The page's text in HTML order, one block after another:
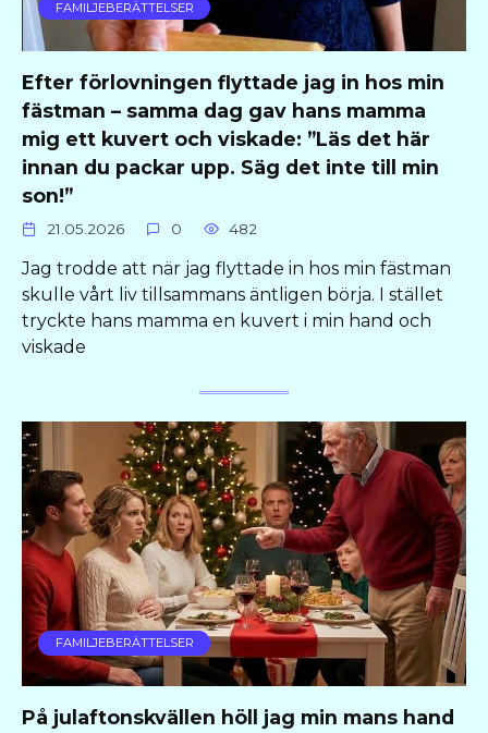
FAMILJEBERÄTTELSER
Efter förlovningen flyttade jag in hos min
fästman – samma dag gav hans mamma
mig ett kuvert och viskade: ”Läs det här
innan du packar upp. Säg det inte till min
son!”
21.05.2026 0 482
Jag trodde att när jag flyttade in hos min fästman
skulle vårt liv tillsammans äntligen börja. I stället
tryckte hans mamma en kuvert i min hand och
viskade
FAMILJEBERÄTTELSER
På julaftonskvällen höll jag min mans hand